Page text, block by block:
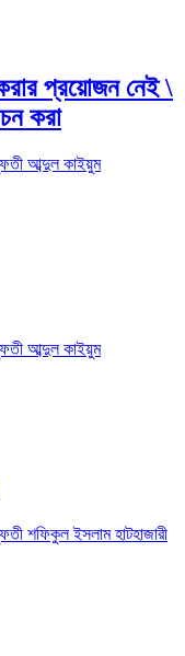
প্রয়োজন নেই \
করা
আব্দুল কাইয়ুম
আব্দুল কাইয়ুম
শফিকুল ইসলাম হাটহাজারী